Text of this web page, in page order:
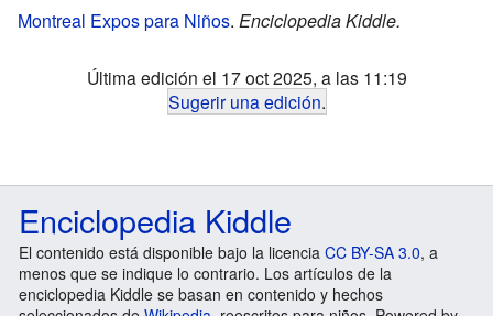
Montreal Expos para Niños. Enciclopedia Kiddle.
Última edición el 17 oct 2025, a las 11:19
Sugerir una edición.
Enciclopedia Kiddle
El contenido está disponible bajo la licencia CC BY-SA 3.0, a
menos que se indique lo contrario. Los artículos de la
enciclopedia Kiddle se basan en contenido y hechos